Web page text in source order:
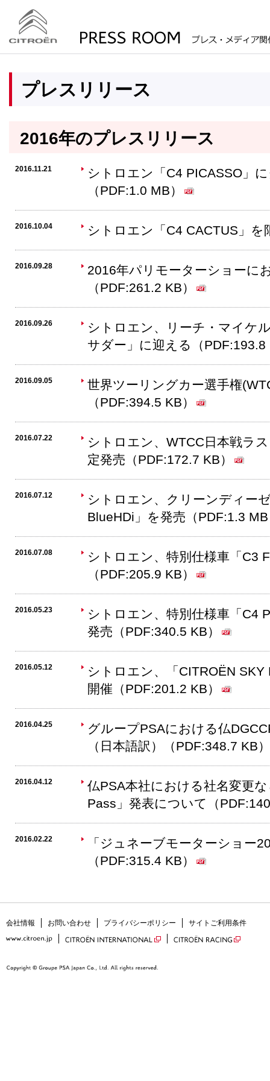
プレスリリース
2016年のプレスリリース
2016.11.21
シトロエン「C4 PICASSO」
（PDF:1.0 MB）
2016.10.04 シトロエン「C4 CACTUS」を
2016.09.28
2016年パリモーターショーに
（PDF:261.2 KB）
2016.09.26
シトロエン、リーチ・マイケ
サダー」に迎える（PDF:193.8
2016.09.05
世界ツーリングカー選手権
（PDF:394.5 KB）
2016.07.22
シトロエン、WTCC日本戦ラ
定発売（PDF:172.7 KB）
2016.07.12
シトロエン、クリーンディー
BlueHDi」を発売（PDF:1.3
2016.07.08
シトロエン、特別仕様車「C3
（PDF:205.9 KB）
2016.05.23
シトロエン、特別仕様車「C4
発売（PDF:340.5 KB）
2016.05.12
シトロエン、「CITROËN
開催（PDF:201.2 KB）
2016.04.25
グループPSAにおける仏
（日本語訳）（PDF:348.7 KB）
2016.04.12
仏PSA本社における社名変更
Pass」発表について（
2016.02.22
「ジュネーブモーターショー
（PDF:315.4 KB）
会社情報 お問い合わせ プライバシーポリシー サイトご利用条件